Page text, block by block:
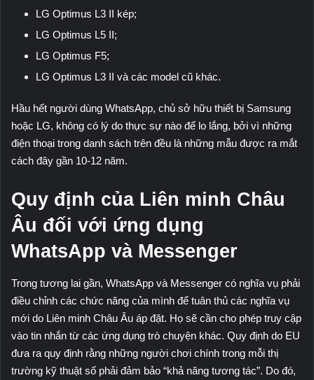
LG Optimus L3 II kép;
LG Optimus L5 II;
LG Optimus F5;
LG Optimus L3 II và các model cũ khác.
Hầu hết người dùng WhatsApp, chủ sở hữu thiết bị Samsung
hoặc LG, không có lý do thực sự nào để lo lắng, bởi vì những
điện thoại trong danh sách trên đều là những mẫu được ra mắt
cách đây gần 10-12 năm.
Quy định của Liên minh Châu
Âu đối với ứng dụng
WhatsApp và Messenger
Trong tương lai gần, WhatsApp và Messenger có nghĩa vụ phải
điều chỉnh các chức năng của mình để tuân thủ các nghĩa vụ
mới do Liên minh Châu Âu áp đặt. Họ sẽ cần cho phép truy cập
vào tin nhắn từ các ứng dụng trò chuyện khác. Quy định do EU
đưa ra quy định rằng những người chơi chính trong mỗi thị
trường kỹ thuật số phải đảm bảo “khả năng tương tác”. Do đó,